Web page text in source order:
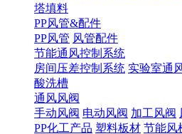
塔填料
PP风管&配件
PP风管 风管配件
节能通风控制系统
房间压差控制系统 实验室通
酸洗槽
通风风阀
手动风阀 电动风阀 加工风阀
PP化工产品 塑料板材 节能风